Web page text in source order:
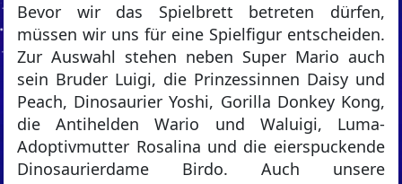
Bevor wir das Spielbrett betreten dürfen,
müssen wir uns für eine Spielfigur entscheiden.
Zur Auswahl stehen neben Super Mario auch
sein Bruder Luigi, die Prinzessinnen Daisy und
Peach, Dinosaurier Yoshi, Gorilla Donkey Kong,
die Antihelden Wario und Waluigi, Luma-
Adoptivmutter Rosalina und die eierspuckende
Dinosaurierdame Birdo. Auch unsere